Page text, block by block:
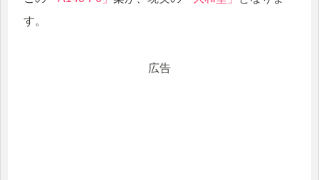
す。
広告